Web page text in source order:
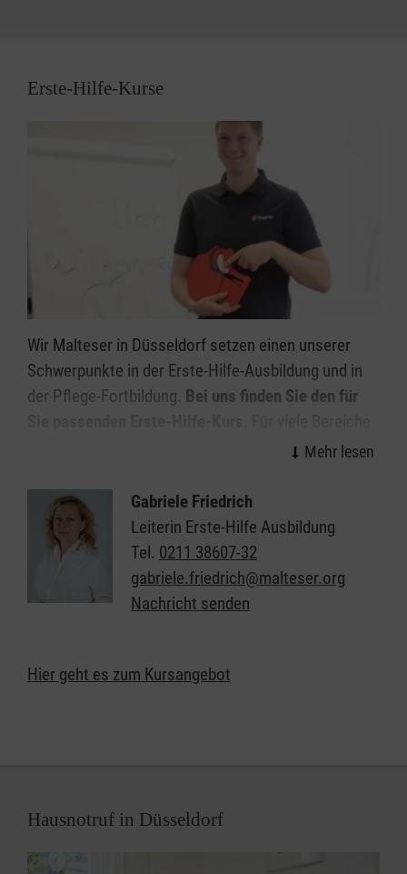
Erste-Hilfe-Kurse
Wir Malteser in Düsseldorf setzen einen unserer
Schwerpunkte in der Erste-Hilfe-Ausbildung und in
der Pflege-Fortbildung. Bei uns finden Sie den für
bieten wir spezielle Kurse an, zum Beispiel zu den
und immer aktuell.
Gerne beraten wir Sie auch bei der Auswahl eines
Kurses
: Wenn Sie einen individuellen Kurs für Ihre
speziellen Bedürfnisse möchten, melden Sie sich
einfach bei uns. Wir helfen Ihnen gerne weiter.
Kursen
Gabriele Friedrich
Leiterin Erste-Hilfe Ausbildung
Tel. 0211 38607-32
gabriele.friedrich@malteser.org
Nachricht senden
Hier geht es zum Kursangebot
Hausnotruf in Düsseldorf